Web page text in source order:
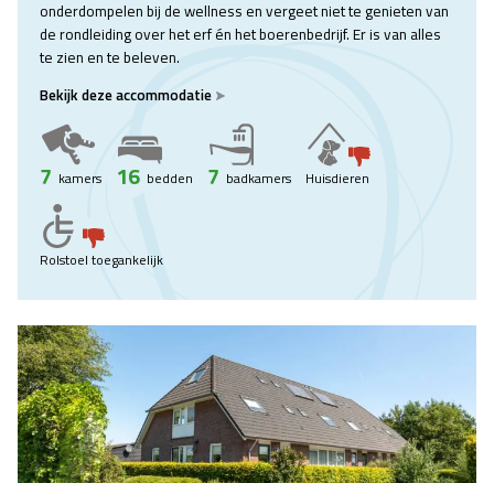
onderdompelen bij de wellness en vergeet niet te genieten van
de rondleiding over het erf én het boerenbedrijf. Er is van alles
te zien en te beleven.
Bekijk deze accommodatie
7 kamers 16 bedden 7 badkamers Huisdieren
Rolstoel toegankelijk